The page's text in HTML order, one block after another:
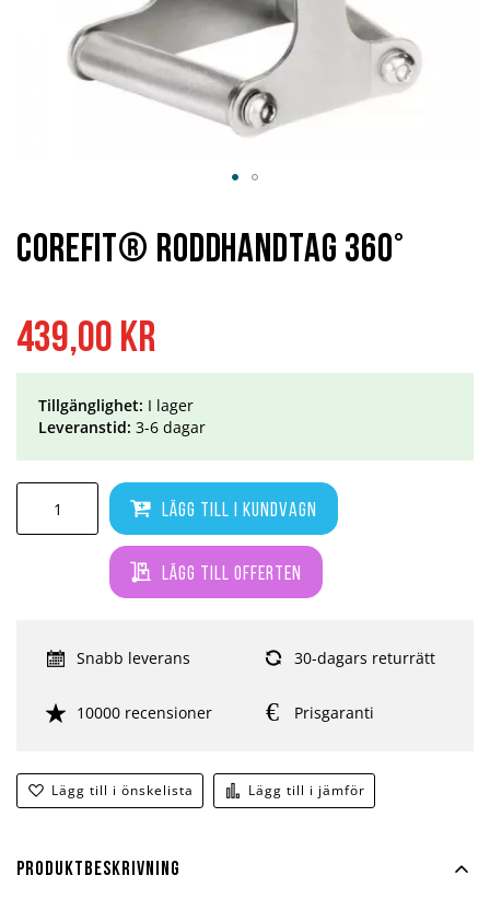
439,00 kr
Lägg till i kundvagn
Lägg till offerten
Lägg till i önskelista Lägg till i jämför
Tillgänglighet: I lager
Leveranstid: 3-6 dagar
Snabb leverans 30-dagars returrätt
10000 recensioner Prisgaranti
Corefit® Roddhandtag 360°
början
av
Produktbeskrivning